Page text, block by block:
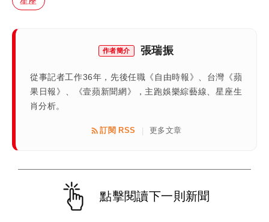
作者簡介 張瑞振
從事記者工作36年，先後任職《自由時報》、台灣《蘋
果日報》、《壹蘋新聞網》，主跑娛樂綜藝線、星座生
肖分析。
訂閱 RSS | 更多文章
點擊閱讀下一則新聞